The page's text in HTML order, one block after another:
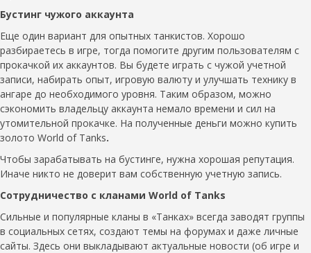
Бустинг чужого аккаунта
Еще один вариант для опытных танкистов. Хорошо
разбираетесь в игре, тогда помогите другим пользователям с
прокачкой их аккаунтов. Вы будете играть с чужой учетной
записи, набирать опыт, игровую валюту и улучшать технику в
ангаре до необходимого уровня. Таким образом, можно
сэкономить владельцу аккаунта немало времени и сил на
утомительной прокачке. На полученные деньги можно купить
золото World of Tanks.
Чтобы зарабатывать на бустинге, нужна хорошая репутация.
Иначе никто не доверит вам собственную учетную запись.
Сотрудничество с кланами World of Tanks
Сильные и популярные кланы в «Танках» всегда заводят группы
в социальных сетях, создают темы на форумах и даже личные
сайты. Здесь они выкладывают актуальные новости (об игре и